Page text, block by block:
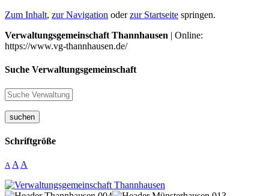
Zum Inhalt, zur Navigation oderzur Startseite springen.
Verwaltungsgemeinschaft Thannhausen | Online:
https://www.vg-thannhausen.de/
Suche Verwaltungsgemeinschaft
suchen
Schriftgröße
A A A